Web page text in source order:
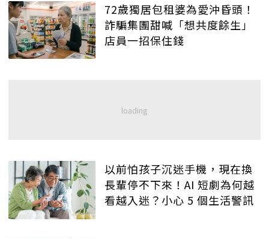
72歲獨居包租婆為愛沖昏頭！
詐騙集團甜喊「想共度餘生」
店員一招保住錢
以前怕孩子沉迷手機，現在換
長輩停不下來！AI 短劇為何越
看越入迷？小心 5 個生活警訊